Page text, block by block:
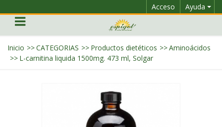
Ayuda
Acceso
Inicio >>CATEGORIAS >> Productos dietéticos >>Aminoácidos
>> L-carnitina liquida 1500mg. 473 ml, Solgar